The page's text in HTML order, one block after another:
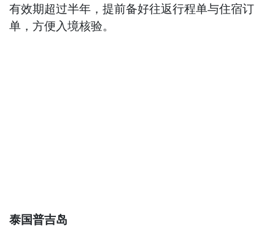
有效期超过半年，提前备好往返行程单与住宿订
单，方便入境核验。
泰国普吉岛